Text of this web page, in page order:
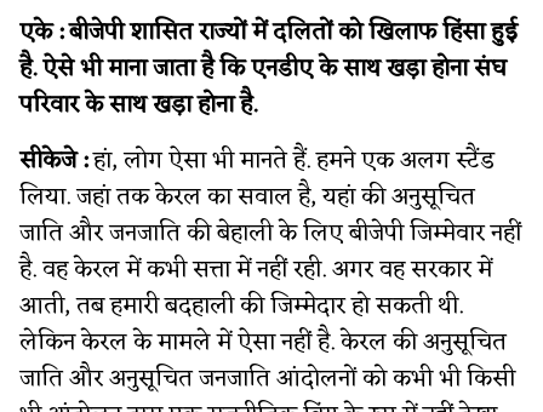
एके :बीजेपी शासित राज्यों में दलितों को खिलाफ हिंसा हुई
है. ऐसे भी माना जाता है कि एनडीए के साथ खड़ा होना संघ
परिवार के साथ खड़ा होना है.
सीकेजे :हां, लोग ऐसा भी मानते हैं. हमने एक अलग स्टैंड
लिया. जहां तक केरल का सवाल है, यहां की अनुसूचित
जाति और जनजाति की बेहाली के लिए बीजेपी जिम्मेवार नहीं
है. वह केरल में कभी सत्ता में नहीं रही. अगर वह सरकार में
आती, तब हमारी बदहाली की जिम्मेदार हो सकती थी.
लेकिन केरल के मामले में ऐसा नहीं है. केरल की अनुसूचित
जाति और अनुसूचित जनजाति आंदोलनों को कभी भी किसी